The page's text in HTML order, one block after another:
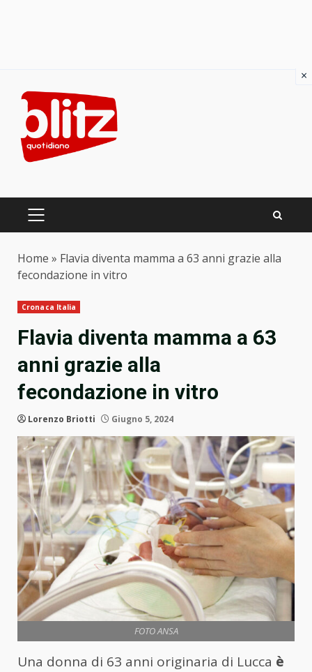
content
PRIMARY
Home » Flavia diventa mamma a 63 anni grazie alla
fecondazione in vitro
Cronaca Italia
Flavia diventa mamma a 63
anni grazie alla
fecondazione in vitro
Lorenzo Briotti Giugno 5, 2024
FOTO ANSA
Una donna di 63 anni originaria di Lucca è
×